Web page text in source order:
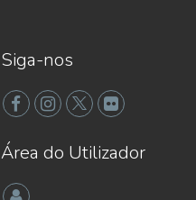
Siga-nos
Área do Utilizador